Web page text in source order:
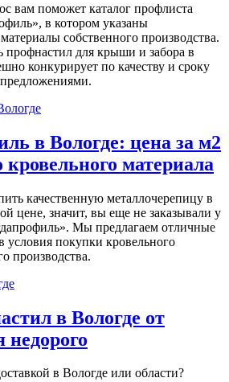
вам поможет каталог профлиста
в котором указаны
собственного производства.
для крыши и забора в
конкурирует по качеству и сроку
в Вологде: цена за м2
кровельного материала
качественную металлочерепицу в
цене, значит, вы еще не заказывали у
Мы предлагаем отличные
условия покупки кровельного
производства.
в Вологде от
недорого
в Вологде или области?